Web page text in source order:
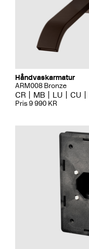
Håndvaskarmatur
ARM008 Bronze
CR MB LU CU
Pris 9 990 KR